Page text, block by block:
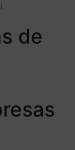
de